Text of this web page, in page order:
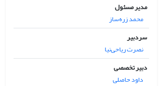
مدیر مسئول
محمد زره‌ساز
سردبیر
نصرت ریاحی‌نیا
دبیر تخصصی
داود حاصلی